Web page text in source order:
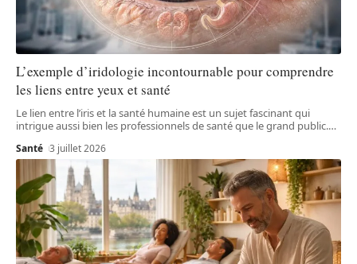
L’exemple d’iridologie incontournable pour comprendre
les liens entre yeux et santé
Le lien entre l’iris et la santé humaine est un sujet fascinant qui
intrigue aussi bien les professionnels de santé que le grand public.…
Santé 3 juillet 2026